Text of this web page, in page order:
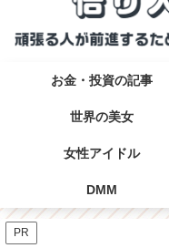
お金・投資の記事
世界の美女
女性アイドル
DMM
PR